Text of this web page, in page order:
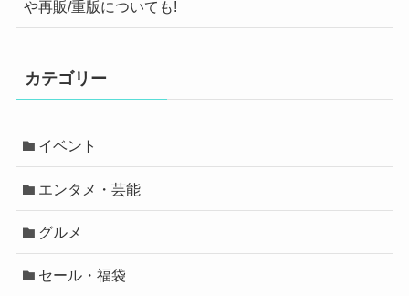
や再販/重版についても!
カテゴリー
イベント
エンタメ・芸能
グルメ
セール・福袋